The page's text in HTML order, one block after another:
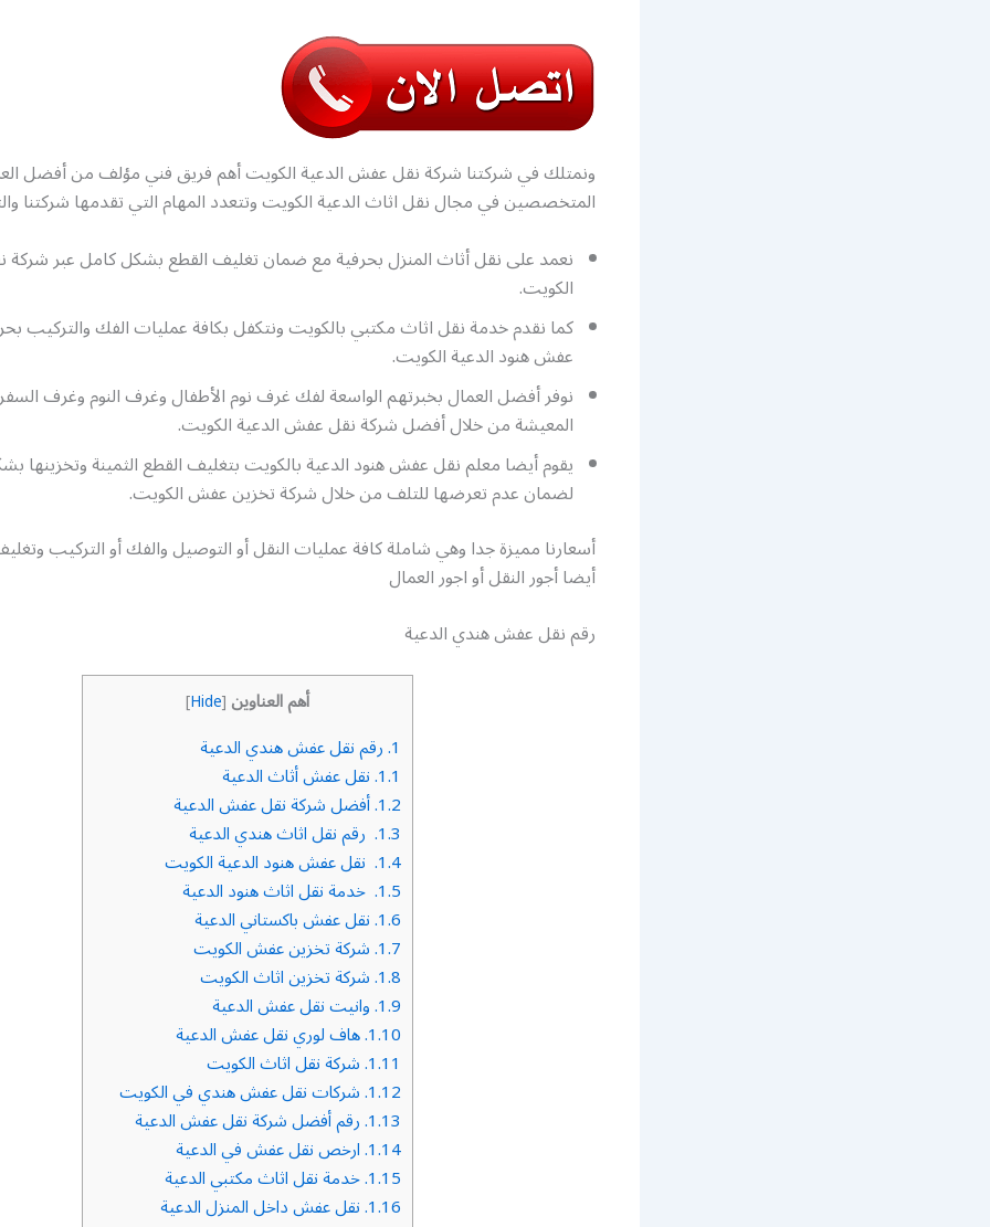
ونمتلك في شركتنا شركة نقل عفش الدعية الكويت أهم فريق فني مؤلف من أفضل
المتخصصين في مجال نقل اثاث الدعية الكويت وتتعدد المهام التي تقدمها شركتنا
نعمد على نقل أثاث المنزل بحرفية مع ضمان تغليف القطع بشكل كامل عبر شركة
الكويت.
كما نقدم خدمة نقل اثاث مكتبي بالكويت ونتكفل بكافة عمليات الفك والتركيب
عفش هنود الدعية الكويت.
نوفر أفضل العمال بخبرتهم الواسعة لفك غرف نوم الأطفال وغرف النوم وغرف
المعيشة من خلال أفضل شركة نقل عفش الدعية الكويت.
يقوم أيضا معلم نقل عفش هنود الدعية بالكويت بتغليف القطع الثمينة وتخزينها
لضمان عدم تعرضها للتلف من خلال شركة تخزين عفش الكويت.
أسعارنا مميزة جدا وهي شاملة كافة عمليات النقل أو التوصيل والفك أو التركيب
أيضا أجور النقل أو اجور العمال
رقم نقل عفش هندي الدعية
أهم العناوين [
Hide
]
1. رقم نقل عفش هندي الدعية
1.1. نقل عفش أثاث الدعية
1.2. أفضل شركة نقل عفش الدعية
1.3. رقم نقل اثاث هندي الدعية
1.4. نقل عفش هنود الدعية الكويت
1.5. خدمة نقل اثاث هنود الدعية
1.6. نقل عفش باكستاني الدعية
1.7. شركة تخزين عفش الكويت
1.8. شركة تخزين اثاث الكويت
1.9. وانيت نقل عفش الدعية
1.10. هاف لوري نقل عفش الدعية
1.11. شركة نقل اثاث الكويت
1.12. شركات نقل عفش هندي في الكويت
1.13. رقم أفضل شركة نقل عفش الدعية
1.14. ارخص نقل عفش في الدعية
1.15. خدمة نقل اثاث مكتبي الدعية
1.16. نقل عفش داخل المنزل الدعية